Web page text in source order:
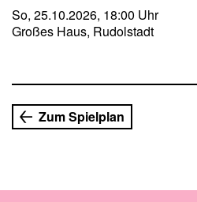
Wir laden Sie ein zu einem
und Texten, mal lallend, mal
So, 25.10.2026, 18:00 Uhr
Großes Haus, Rudolstadt
Zum Spielplan